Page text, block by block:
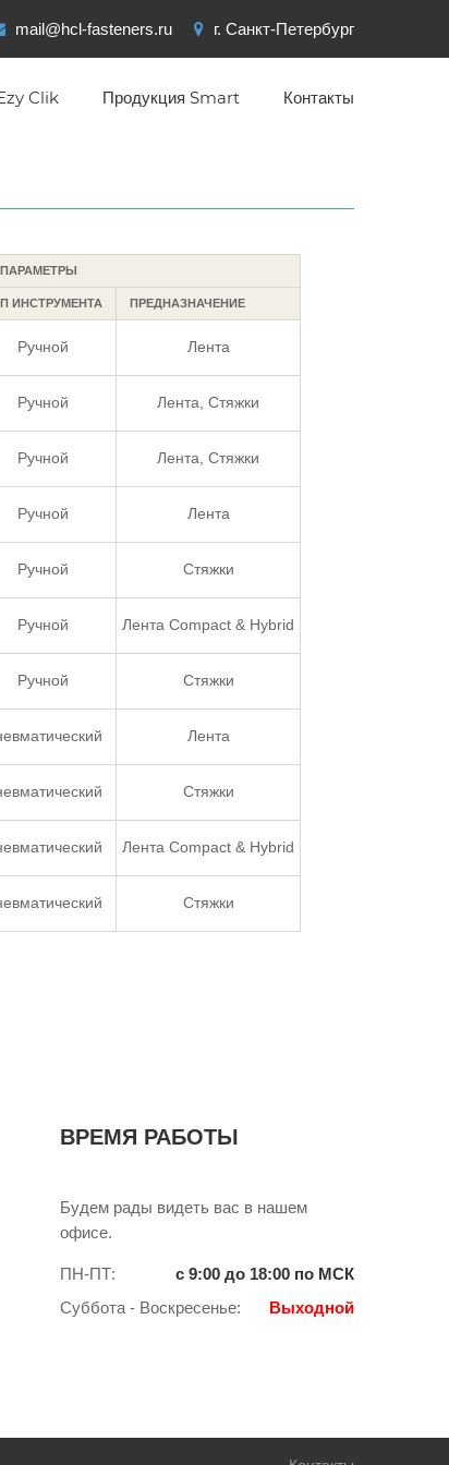
mail@hcl-fasteners.ru г. Санкт-Петербург
Clik Продукция Smart Контакты
ИНСТРУМЕНТА ПРЕДНАЗНАЧЕНИЕ
Ручной Лента
Ручной Лента, Стяжки
Ручной Лента, Стяжки
Ручной Лента
Ручной Стяжки
Ручной Лента Compact & Hybrid
Ручной Стяжки
Лента
Стяжки
Лента Compact & Hybrid
Стяжки
ВРЕМЯ РАБОТЫ
Будем рады видеть вас в нашем
офисе.
ПН-ПТ:
с 9:00 до 18:00 по МСК
Суббота - Воскресенье:
Выходной